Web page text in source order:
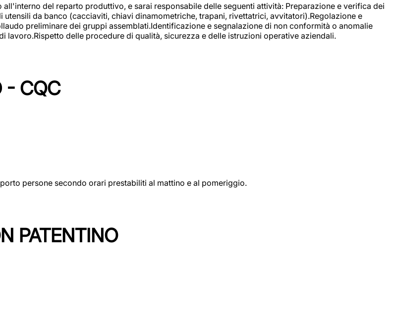
del reparto produttivo, e sarai responsabile delle seguenti attività: Preparazione e verifica dei
da banco (cacciaviti, chiavi dinamometriche, trapani, rivettatrici, avvitatori).Regolazione e
preliminare dei gruppi assemblati.Identificazione e segnalazione di non conformità o anomalie
delle procedure di qualità, sicurezza e delle istruzioni operative aziendali.
- CQC
persone secondo orari prestabiliti al mattino e al pomeriggio.
PATENTINO